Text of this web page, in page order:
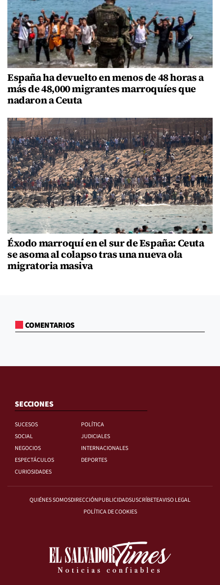
España ha devuelto en menos de 48 horas a
más de 48,000 migrantes marroquíes que
nadaron a Ceuta
Éxodo marroquí en el sur de España: Ceuta
se asoma al colapso tras una nueva ola
migratoria masiva
COMENTARIOS
SECCIONES
SUCESOS
POLÍTICA
SOCIAL
JUDICIALES
NEGOCIOS
INTERNACIONALES
ESPECTÁCULOS
DEPORTES
CURIOSIDADES
QUIÉNES SOMOSDIRECCIÓNPUBLICIDADSUSCRÍBETEAVISO LEGAL
POLÍTICA DE COOKIES